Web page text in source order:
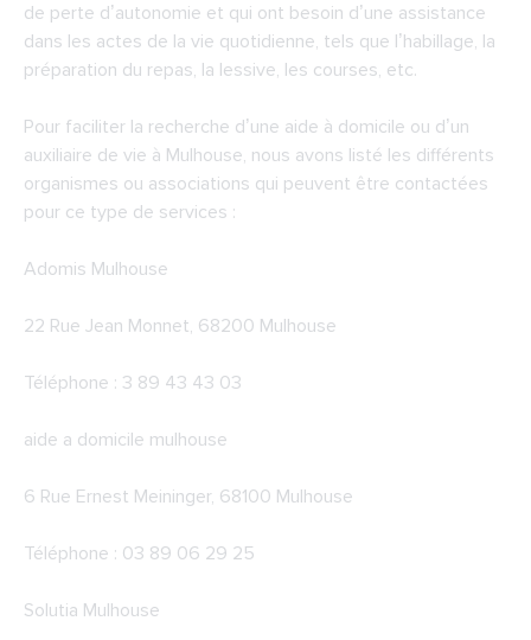
de perte d’autonomie et qui ont besoin d’une assistance
dans les actes de la vie quotidienne, tels que l’habillage, la
préparation du repas, la lessive, les courses, etc.
Pour faciliter la recherche d’une aide à domicile ou d’un
auxiliaire de vie à Mulhouse, nous avons listé les différents
organismes ou associations qui peuvent être contactées
pour ce type de services :
Adomis Mulhouse
22 Rue Jean Monnet, 68200 Mulhouse
Téléphone : 3 89 43 43 03
aide a domicile mulhouse
6 Rue Ernest Meininger, 68100 Mulhouse
Téléphone : 03 89 06 29 25
Solutia Mulhouse